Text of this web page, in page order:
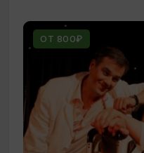
ОТ 800₽